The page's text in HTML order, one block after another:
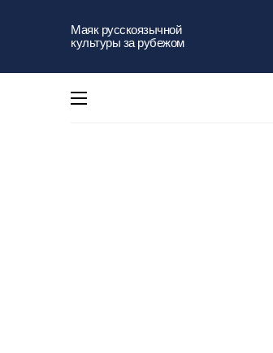
Маяк русскоязычной
культуры за рубежом